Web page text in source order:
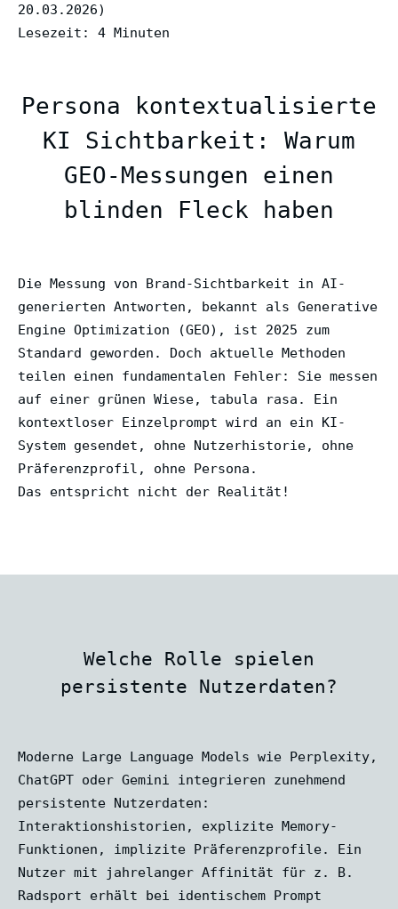
20.03.2026)
Lesezeit: 4 Minuten
Persona kontextualisierte
KI Sichtbarkeit: Warum
GEO-Messungen einen
blinden Fleck haben
Die Messung von Brand-Sichtbarkeit in AI-
generierten Antworten, bekannt als Generative
Engine Optimization (GEO), ist 2025 zum
Standard geworden. Doch aktuelle Methoden
teilen einen fundamentalen Fehler: Sie messen
auf einer grünen Wiese, tabula rasa. Ein
kontextloser Einzelprompt wird an ein KI-
System gesendet, ohne Nutzerhistorie, ohne
Präferenzprofil, ohne Persona.
Das entspricht nicht der Realität!
Welche Rolle spielen
persistente Nutzerdaten?
Moderne Large Language Models wie Perplexity,
ChatGPT oder Gemini integrieren zunehmend
persistente Nutzerdaten:
Interaktionshistorien, explizite Memory-
Funktionen, implizite Präferenzprofile. Ein
Nutzer mit jahrelanger Affinität für z. B.
Radsport erhält bei identischem Prompt